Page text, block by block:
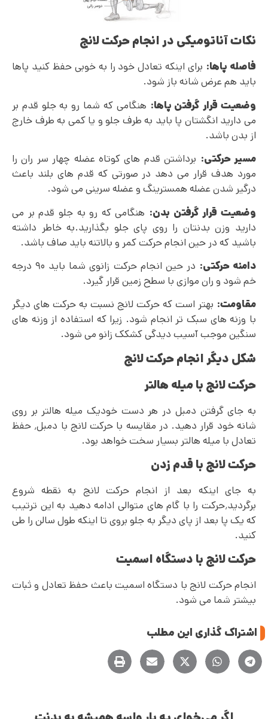
نکات آناتومیکی در انجام حرکت لانج
فاصله پاها: برای اینکه تعادل خود را به خوبی حفظ کنید پاها
باید هم عرض شانه باز شود.
وضعیت قرار گرفتن پاها: هنگامی که شما رو به جلو قدم بر
می دارید انگشتان پا باید به طرف جلو و یا کمی به طرف خارج
از بدن باشد.
مسیر حرکتی: برداشتن قدم های کوتاه عضله چهار سر ران را
مورد هدف قرار می دهد در صورتی که قدم های بلند باعث
درگیر شدن عضله همسترینگ و عضله سرینی می شود.
وضعیت قرار گرفتن بدن: هنگامی که رو به جلو قدم بر می‌
دارید وزن بدنتان را روی پای جلو بگذارید.به خاطر داشته
باشید که در حین انجام حرکت کمر و بالاتنه باید صاف باشد.
دامنه حرکتی:
در حین انجام حرکت زانوی شما باید ۹۰ درجه
خم شود و ران موازی با سطح زمین قرار گیرد.
مقاومت: بهتر است که حرکت لانج نسبت به حرکت های دیگر
با وزنه های سبک تر انجام شود. زیرا که استفاده از وزنه های
سنگین موجب آسیب دیدگی کشکک زانو می شود.
شکل دیگر انجام حرکت لانج
حرکت لانج با میله هالتر
به جای گرفتن دمبل در هر دست خودیک میله هالتر بر روی
شانه خود قرار دهید. در مقایسه با حرکت لانج با دمبل٬ حفظ
تعادل با میله هالتر بسیار سخت خواهد بود.
حرکت لانج با قدم زدن
به جای اینکه بعد از انجام حرکت لانج به نقطه شروع
برگردید٬حرکت را با گام های متوالی ادامه دهید به این ترتیب
که یک پا بعد از پای دیگر به جلو بروی تا اینکه طول سالن را طی
کنید.
حرکت لانج با دستگاه اسمیت
انجام حرکت لانج با دستگاه اسمیت باعث حفظ تعادل و ثبات
بیشتر شما می شود.
اشتراک گذاری این مطلب